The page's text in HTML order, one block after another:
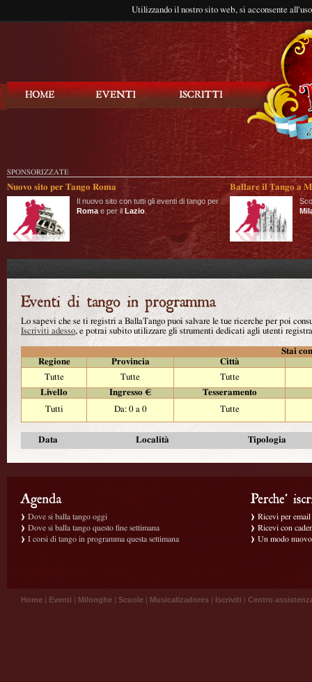
Utilizzando il nostro sito web, si acconsente
SPONSORIZZATE
Nuovo sito per Tango Roma
Il nuovo sito con tutti gli eventi di tango per
Roma e per il Lazio
Ballare il Tango a
Lo sapevi che se ti registri a BallaTango puoi salvare le tue ricerche per poi
Iscriviti adesso, e potrai subito utilizzare gli strumenti dedicati agli utenti
Stai
Regione
Provincia
Città
Tutte
Tutte
Tutte
Livello
Ingresso €
Tesseramento
Tutti
Da: 0 a 0 Tutte
Data Località Tipologia
Dove si balla tango oggi
Dove si balla tango questo fine settimana
I corsi di tango in programma questa settimana
Ricevi per
Ricevi con
Un modo
Home | Eventi | Milonghe | Scuole | Musicalizadores | Iscriviti | Centro